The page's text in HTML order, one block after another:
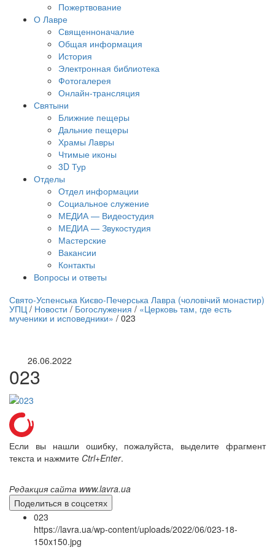
Пожертвование
О Лавре
Священноначалие
Общая информация
История
Электронная библиотека
Фотогалерея
Онлайн-трансляция
Святыни
Ближние пещеры
Дальние пещеры
Храмы Лавры
Чтимые иконы
3D Тур
Отделы
Отдел информации
Социальное служение
МЕДИА — Видеостудия
МЕДИА — Звукостудия
Мастерские
Вакансии
Контакты
Вопросы и ответы
трансляция | 12 сентября
трансляции
Свято-Успенська Києво-Печерська Лавра (чоловічий монастир)
УПЦ / Новости / Богослужения / «Церковь там, где есть
мученики и исповедники» / 023
26.06.2022
023
Если вы нашли ошибку, пожалуйста, выделите фрагмент
текста и нажмите Ctrl+Enter.
Редакция сайта www.lavra.ua
Поделиться в соцсетях
023
https://lavra.ua/wp-content/uploads/2022/06/023-18-
150x150.jpg